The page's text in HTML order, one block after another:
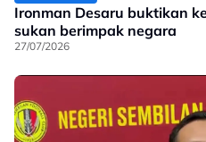
Ironman Desaru buktikan
sukan berimpak negara
27/07/2026